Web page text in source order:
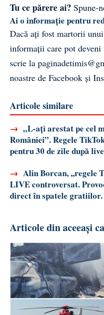
Tu ce părere ai? Spune-
Ai o informație pentru
Dacă ați fost martorii
informații care pot
scrie la
noastre de Facebook și
Articole similare
→ „L-ați arestat pe cel
României”. Regele
pentru 30 de zile după
→ Alin Borcan, ,,regele
LIVE controversat.
direct în spatele
Articole din aceeași